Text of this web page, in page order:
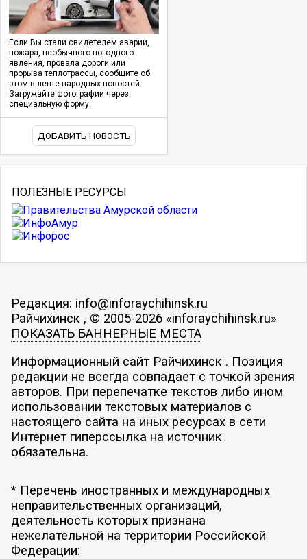
Если Вы стали свидетелем аварии,
пожара, необычного погодного
явления, провала дороги или
прорыва теплотрассы, сообщите об
этом в ленте народных новостей.
Загружайте фотографии через
специальную форму.
ДОБАВИТЬ НОВОСТЬ
ПОЛЕЗНЫЕ РЕСУРСЫ
Редакция: info@inforaychihinsk.ru
Райчихинск , © 2005-2026 «inforaychihinsk.ru»
ПОКАЗАТЬ БАННЕРНЫЕ МЕСТА
Информационный сайт Райчихинск . Позиция
редакции не всегда совпадает с точкой зрения
авторов. При перепечатке текстов либо ином
использовании текстовых материалов с
настоящего сайта на иных ресурсах в сети
Интернет гиперссылка на источник
обязательна.
* Перечень иностранных и международных
неправительственных организаций,
деятельность которых признана
нежелательной на территории Российской
Федерации: